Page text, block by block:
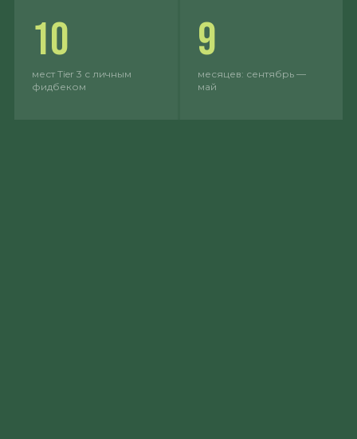
10
мест Tier 3 с личным
фидбеком
9
месяцев: сентябрь —
май